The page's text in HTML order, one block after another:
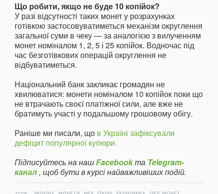
Що робити, якщо не буде 10 копійок?
У разі відсутності таких монет у розрахунках
готівкою застосовуватиметься механізм округлення
загальної суми в чеку — за аналогією з вилученням
монет номіналом 1, 2, 5 і 25 копійок. Водночас під
час безготівкових операцій округлення не
відбуватиметься.
Національний банк закликає громадян не
хвилюватися: монети номіналом 10 копійок поки що
не втрачають своєї платіжної сили, але вже не
братимуть участі у подальшому грошовому обігу.
Раніше ми писали, що в Україні зафіксували
дефіцит популярної купюри.
Підписуйтесь на нашFacebookта Telegram-
канал, щоб бути в курсі найважливіших подій.